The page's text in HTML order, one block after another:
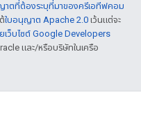
าตที่ต้องระบุที่มาของครีเอทีฟคอม
ใบอนุญาต Apache 2.0 เว้นแต่จะ
เว็บไซต์ Google Developers
และ/หรือบริษัทในเครือ